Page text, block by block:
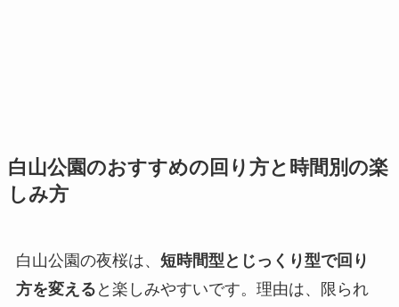
白山公園のおすすめの回り方と時間別の楽
しみ方
白山公園の夜桜は、 短時間型とじっくり型で回り
方を変える と楽しみやすいです。理由は、限られ